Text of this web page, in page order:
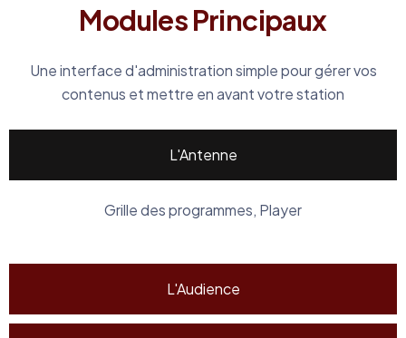
Modules Principaux
Une interface d'administration simple pour gérer vos
contenus et mettre en avant votre station
L'Antenne
L'Audience
Grille des programmes, Player